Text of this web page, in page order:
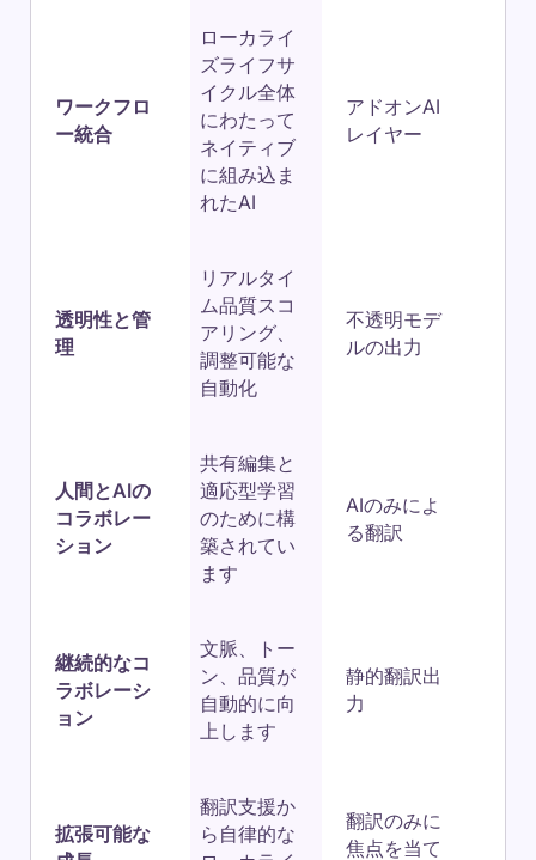
ワークフロ
ー統合
ローカライ
ズライフサ
イクル全体
にわたって
ネイティブ
に組み込ま
れたAI
アドオンAI
レイヤー
透明性と管
理
リアルタイ
ム品質スコ
アリング、
調整可能な
自動化
不透明モデ
ルの出力
人間とAIの
コラボレー
ション
共有編集と
適応型学習
のために構
築されてい
ます
AIのみによ
る翻訳
継続的なコ
ラボレーシ
ョン
文脈、トー
ン、品質が
自動的に向
上します
静的翻訳出
力
拡張可能な
翻訳支援か
ら自律的な
翻訳のみに
焦点を当て